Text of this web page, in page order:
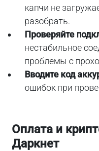
капчи не
разобрать.
Проверяйте
нестабильное
проблемы с
Вводите код
ошибок при
Оплата и
Даркнет